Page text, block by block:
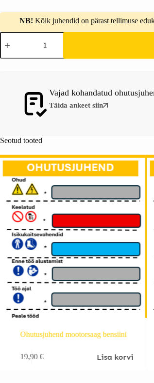
NB! Kõik juhendid on pärast tellimuse
Vajad kohandatud
Täida ankeet siin
Seotud tooted
Ohutusjuhend mootorsaag bensiini
19,90€ Lisa korvi